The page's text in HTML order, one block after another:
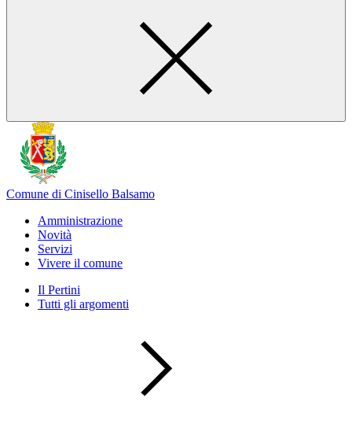
Comune di Cinisello Balsamo
Amministrazione
Novità
Servizi
Vivere il comune
Il Pertini
Tutti gli argomenti